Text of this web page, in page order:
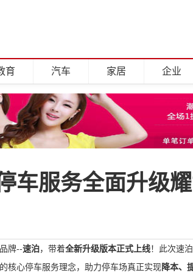
育 汽车 家居 企业
车服务全面升级耀
牌--速泊，带着全新升级版本正式上线！此次速
的核心停车服务理念，助力停车场真正实现降本、